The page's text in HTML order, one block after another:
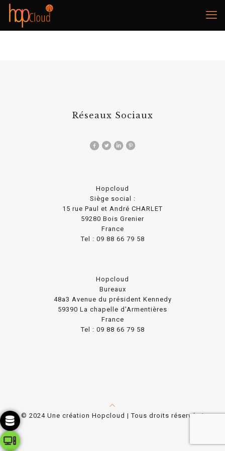
Réseaux Sociaux
Hopcloud
Siège social :
15 rue Paul et André CHARLET
59280 Bois Grenier
France
Tel : 09 88 66 79 58
Hopcloud
Bureaux
48a3 Avenue du président Kennedy
59390 La chapelle d'Armentières
France
Tel : 09 88 66 79 58
© 2024 Une création Hopcloud | Tous droits réservés |